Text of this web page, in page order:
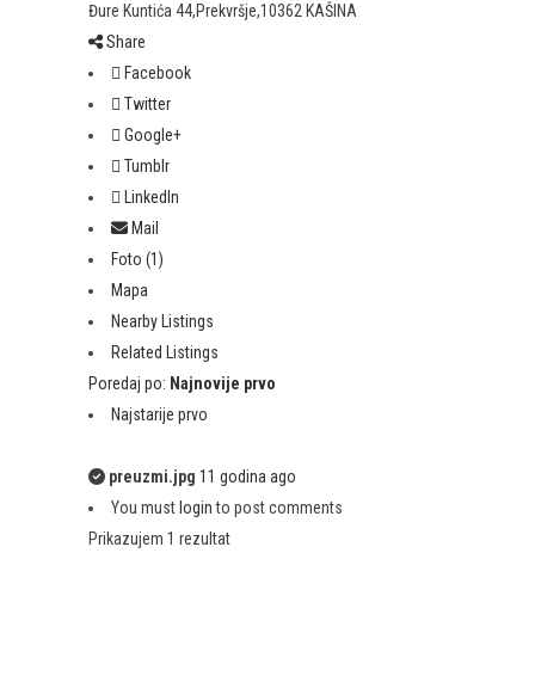
Đure Kuntića 44,Prekvršje,10362 KAŠINA
Share
Facebook
Twitter
Google+
Tumblr
LinkedIn
Mail
Foto (1)
Mapa
Nearby Listings
Related Listings
Poredaj po: Najnovije prvo
Najstarije prvo
preuzmi.jpg 11 godina ago
You must loginto post comments
Prikazujem 1 rezultat